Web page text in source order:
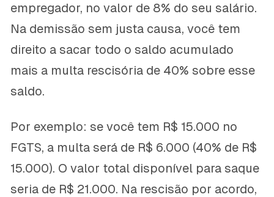
empregador, no valor de 8% do seu salário.
Na demissão sem justa causa, você tem
direito a sacar todo o saldo acumulado
mais a multa rescisória de 40% sobre esse
saldo.
Por exemplo: se você tem R$ 15.000 no
FGTS, a multa será de R$ 6.000 (40% de R$
15.000). O valor total disponível para saque
seria de R$ 21.000. Na rescisão por acordo,